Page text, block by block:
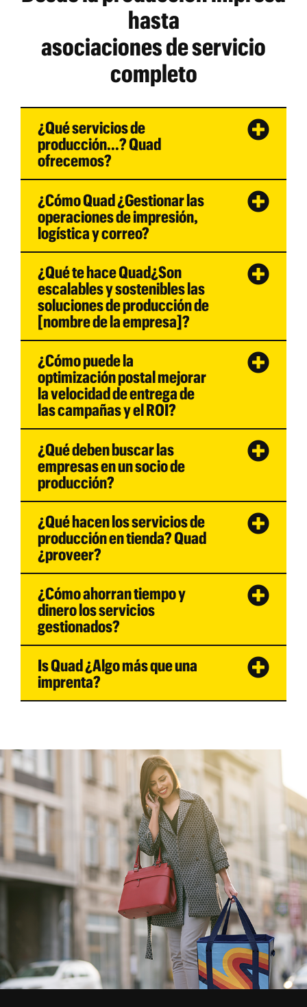
hasta
asociaciones de servicio
completo
¿Qué servicios de
producción...? Quad
ofrecemos?
¿Cómo Quad ¿Gestionar las
operaciones de impresión,
logística y correo?
¿Qué te hace Quad¿Son
escalables y sostenibles las
soluciones de producción de
[nombre de la empresa]?
¿Cómo puede la
optimización postal mejorar
la velocidad de entrega de
las campañas y el ROI?
¿Qué deben buscar las
empresas en un socio de
producción?
¿Qué hacen los servicios de
producción en tienda? Quad
¿proveer?
¿Cómo ahorran tiempo y
dinero los servicios
gestionados?
Is Quad ¿Algo más que una
imprenta?